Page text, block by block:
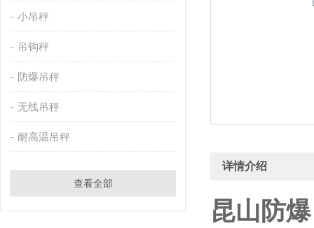
小吊秤
吊钩秤
防爆吊秤
无线吊秤
耐高温吊秤
查看全部
详情介绍
昆山防